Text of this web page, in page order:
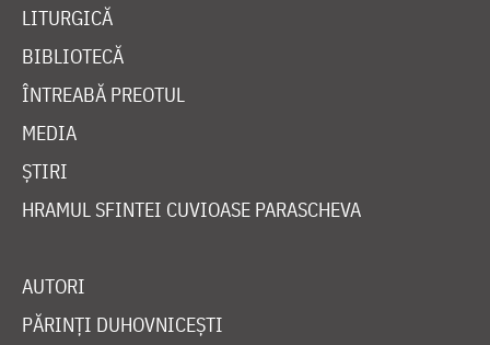
LITURGICĂ
BIBLIOTECĂ
ÎNTREABĂ PREOTUL
MEDIA
ȘTIRI
HRAMUL SFINTEI CUVIOASE PARASCHEVA
AUTORI
PĂRINȚI DUHOVNICEȘTI